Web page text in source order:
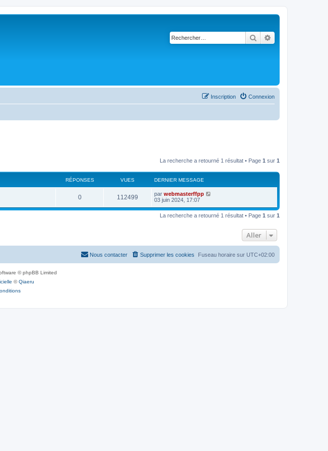
Rechercher
Connexion
Inscription
La recherche a retourné 1 résultat • Page 1 sur 1
RÉPONSES VUES DERNIER MESSAGE
0 112499 par webmasterffpp
03 juin 2024, 17:07
La recherche a retourné 1 résultat • Page 1 sur 1
Aller
Fuseau horaire sur UTC+02:00
Supprimer les cookies
Nous contacter
© phpBB Limited
©Qiaeru